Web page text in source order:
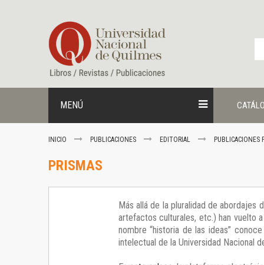
contenido
MENÚ
INICIO PUBLICACIONES EDITORIAL PUBLICACIONES
PRISMAS
Más allá de la pluralidad de abordajes
artefactos culturales, etc.) han vuelto
nombre “historia de las ideas”
intelectual de la Universidad Nacional